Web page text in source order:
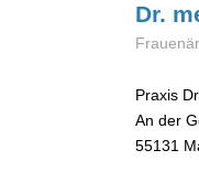
Dr.
Praxis
An der
55131